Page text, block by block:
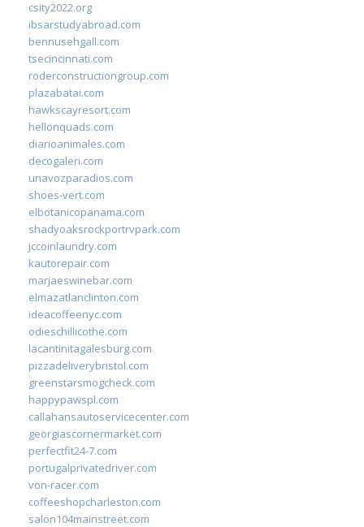
csity2022.org
ibsarstudyabroad.com
bennusehgall.com
tsecincinnati.com
roderconstructiongroup.com
plazabatai.com
hawkscayresort.com
hellonquads.com
diarioanimales.com
decogaleri.com
unavozparadios.com
shoes-vert.com
elbotanicopanama.com
shadyoaksrockportrvpark.com
jccoinlaundry.com
kautorepair.com
marjaeswinebar.com
elmazatlanclinton.com
ideacoffeenyc.com
odieschillicothe.com
lacantinitagalesburg.com
pizzadeliverybristol.com
greenstarsmogcheck.com
happypawspl.com
callahansautoservicecenter.com
georgiascornermarket.com
perfectfit24-7.com
portugalprivatedriver.com
von-racer.com
coffeeshopcharleston.com
salon104mainstreet.com